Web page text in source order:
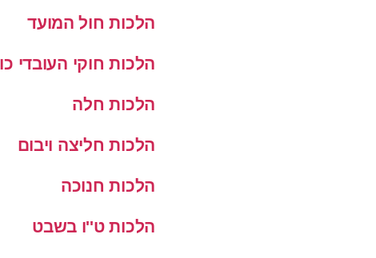
הלכות חול המועד
הלכות חוקי העובדי
הלכות חלה
הלכות חליצה ויבום
הלכות חנוכה
הלכות ט''ו בשבט